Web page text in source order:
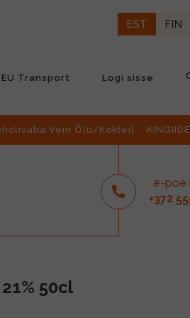
EST FIN
EU Transport Logi sisse
Vein Õlu/Kokteil
e-poe
+372
50cl